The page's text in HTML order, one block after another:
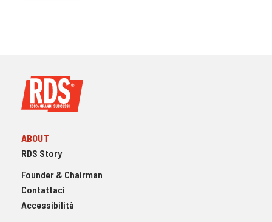
ABOUT
RDS Story
Founder & Chairman
Contattaci
Accessibilità